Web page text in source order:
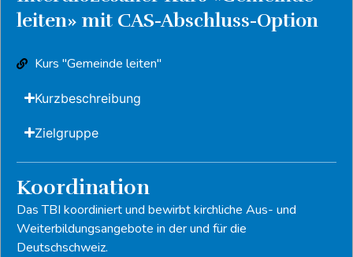
leiten» mit CAS-Abschluss-Option
Kurs "Gemeinde leiten"
Kurzbeschreibung
Zielgruppe
Koordination
Das TBI koordiniert und bewirbt kirchliche Aus- und
Weiterbildungsangebote in der und für die
Deutschschweiz.